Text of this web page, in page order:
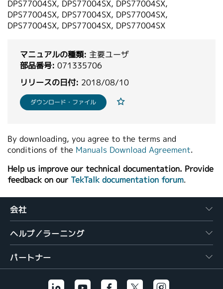
DPS77004SX, DPS77004SX, DPS77004SX,
DPS77004SX, DPS77004SX, DPS77004SX,
DPS77004SX, DPS77004SX, DPS77004SX
マニュアルの種類: 主要ユーザ
部品番号: 071335706
リリースの日付: 2018/08/10
ダウンロード・ファイル
By downloading, you agree to the terms and
conditions of the Manuals Download Agreement.
Help us improve our technical documentation. Provide
feedback on our TekTalk documentation forum.
会社
ヘルプ／ラーニング
パートナー